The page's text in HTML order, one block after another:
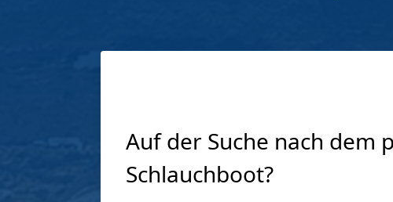
Auf der Suche nach dem
Schlauchboot?